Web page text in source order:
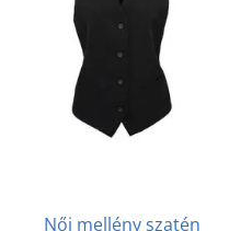
Női mellény szatén